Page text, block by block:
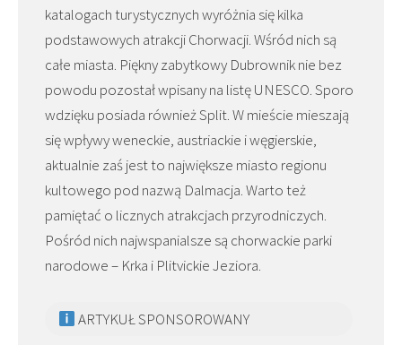
katalogach turystycznych wyróżnia się kilka
podstawowych atrakcji Chorwacji. Wśród nich są
całe miasta. Piękny zabytkowy Dubrownik nie bez
powodu pozostał wpisany na listę UNESCO. Sporo
wdzięku posiada również Split. W mieście mieszają
się wpływy weneckie, austriackie i węgierskie,
aktualnie zaś jest to największe miasto regionu
kultowego pod nazwą Dalmacja. Warto też
pamiętać o licznych atrakcjach przyrodniczych.
Pośród nich najwspanialsze są chorwackie parki
narodowe – Krka i Plitvickie Jeziora.
ARTYKUŁ SPONSOROWANY